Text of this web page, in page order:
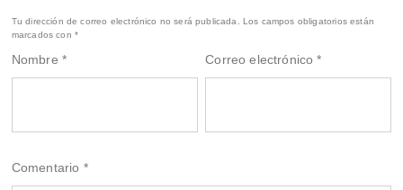
Tu dirección de correo electrónico no será publicada.
Los campos obligatorios están
marcados con *
Nombre * Correo electrónico*
Comentario *